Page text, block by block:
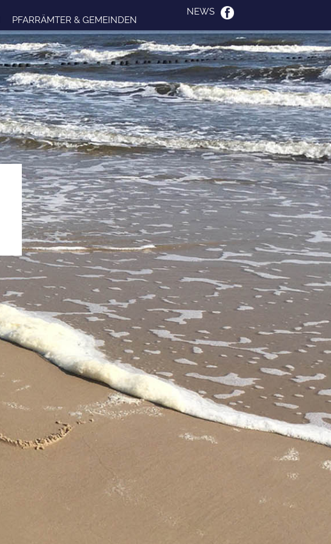
PFARRÄMTER & GEMEINDEN
NEWS